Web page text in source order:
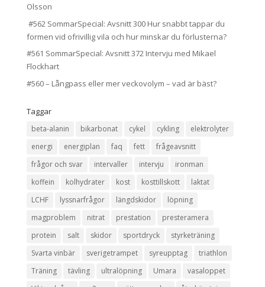
Olsson
#562 SommarSpecial: Avsnitt 300 Hur snabbt tappar du
formen vid ofrivillig vila och hur minskar du förlusterna?
#561 SommarSpecial: Avsnitt 372 Intervju med Mikael
Flockhart
#560 – Långpass eller mer veckovolym – vad är bäst?
Taggar
beta-alanin bikarbonat cykel cykling
elektrolyter
energi
energiplan faq fett
frågeavsnitt
frågor och svar
intervaller intervju
ironman
koffein
kolhydrater kost kosttillskott
laktat
LCHF
lyssnarfrågor längdskidor
löpning
magproblem
nitrat prestation
presteramera
protein
salt skidor sportdryck
styrketräning
Svarta vinbär
sverigetrampet syreupptag
triathlon
Träning
tävling ultralöpning Umara
vasaloppet